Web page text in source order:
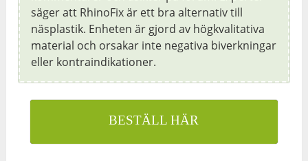
säger att RhinoFix är ett bra alternativ till
näsplastik. Enheten är gjord av högkvalitativa
material och orsakar inte negativa biverkningar
eller kontraindikationer.
BESTÄLL HÄR